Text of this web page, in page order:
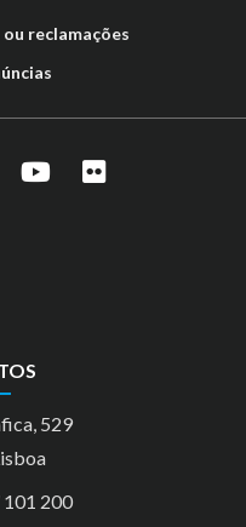
reclamações
529
200